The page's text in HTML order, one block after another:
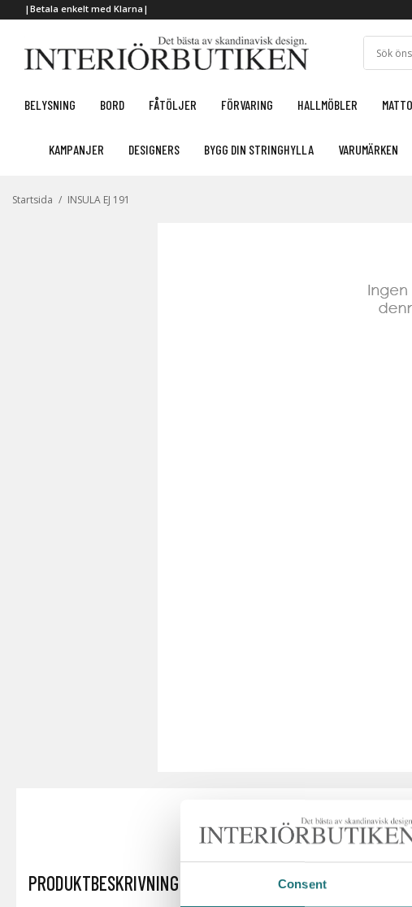
Consent
|Betala enkelt med Klarna|
BELYSNING BORD FÅTÖLJER FÖRVARING HALLMÖBLER
KAMPANJER DESIGNERS BYGG DIN STRINGHYLLA VARUMÄRKEN
Startsida / INSULA EJ 191
PRODUKTBESKRIVNING